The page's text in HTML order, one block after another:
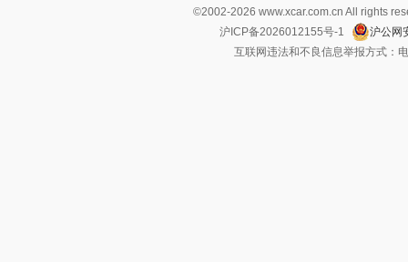
©2002-2026 www.xcar.com.cn All rights
沪ICP备2026012155号-1
沪公网
互联网违法和不良信息举报方式：